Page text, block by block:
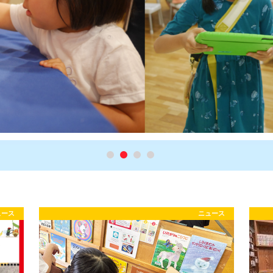
ス ニュース